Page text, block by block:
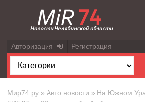
Авторизация Регистрация
Мир74.ру » Авто новости » На Южном